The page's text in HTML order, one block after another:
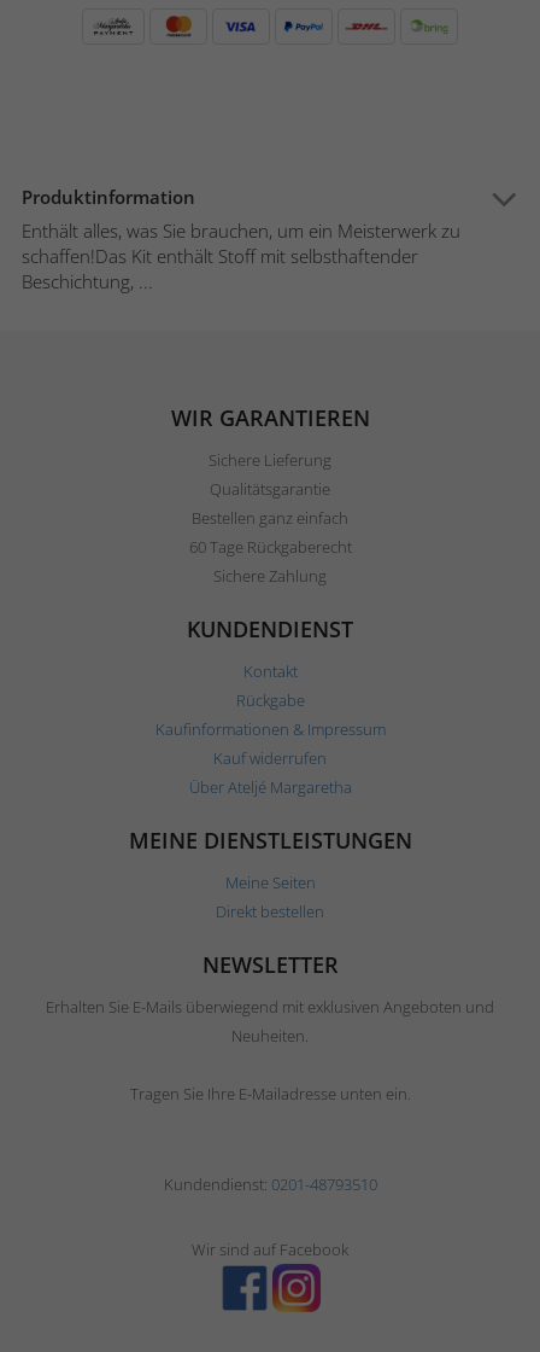
Produktinformation
Enthält alles, was Sie brauchen, um ein Meisterwerk zu
schaffen!Das Kit enthält Stoff mit selbsthaftender
Beschichtung, ...
WIR GARANTIEREN
Sichere Lieferung
Qualitätsgarantie
Bestellen ganz einfach
60 Tage Rückgaberecht
Sichere Zahlung
KUNDENDIENST
Kontakt
Rückgabe
Kaufinformationen & Impressum
Kauf widerrufen
Über Ateljé Margaretha
MEINE DIENSTLEISTUNGEN
Meine Seiten
Direkt bestellen
NEWSLETTER
Erhalten Sie E-Mails überwiegend mit exklusiven Angeboten und
Neuheiten.
Tragen Sie Ihre E-Mailadresse unten ein.
Kundendienst: 0201-48793510
Wir sind auf Facebook